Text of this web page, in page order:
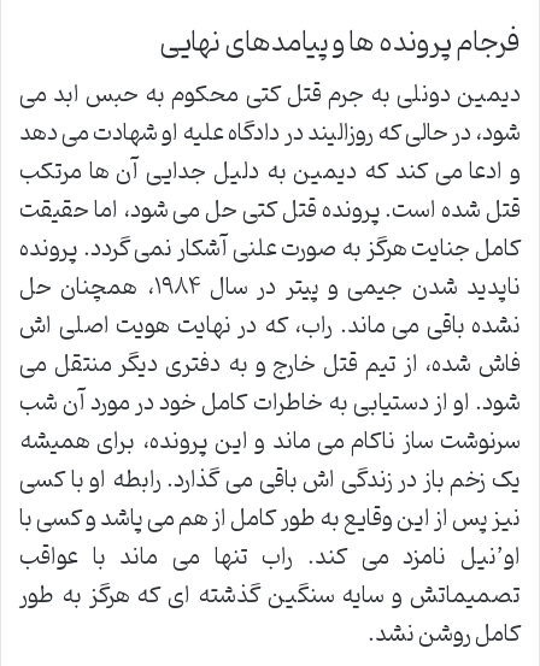
فرجام پرونده ها و پیامدهای نهایی
دیمین دونلی به جرم قتل کتی محکوم به حبس ابد می
شود، در حالی که روزالیند در دادگاه علیه او شهادت می دهد
و ادعا می کند که دیمین به دلیل جدایی آن ها مرتکب
قتل شده است. پرونده قتل کتی حل می شود، اما حقیقت
کامل جنایت هرگز به صورت علنی آشکار نمی گردد. پرونده
ناپدید شدن جیمی و پیتر در سال ۱۹۸۴، همچنان حل
نشده باقی می ماند. راب، که در نهایت هویت اصلی اش
فاش شده، از تیم قتل خارج و به دفتری دیگر منتقل می
شود. او از دستیابی به خاطرات کامل خود در مورد آن شب
سرنوشت ساز ناکام می ماند و این پرونده، برای همیشه
یک زخم باز در زندگی اش باقی می گذارد. رابطه او با کسی
نیز پس از این وقایع به طور کامل از هم می پاشد و کسی با
او’نیل نامزد می کند. راب تنها می ماند با عواقب
تصمیماتش و سایه سنگین گذشته ای که هرگز به طور
کامل روشن نشد.